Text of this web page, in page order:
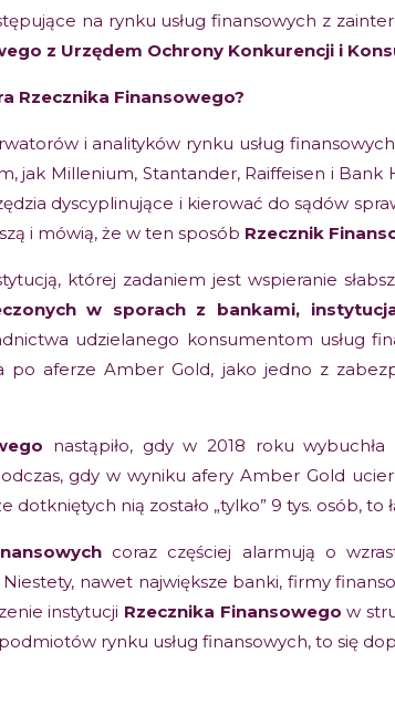
na rynku usług finansowych z
z Urzędem Ochrony Konkurencji i
Rzecznika Finansowego?
i analityków rynku usług
jak Millenium, Stantander, Raiffeisen i
dyscyplinujące i kierować do sądów
i mówią, że w ten sposób Rzecznik
której zadaniem jest wspieranie
w sporach z bankami,
udzielanego konsumentom usług
po aferze Amber Gold, jako jedno z
nastąpiło, gdy w 2018 roku
gdy w wyniku afery Amber Gold
nią zostało „tylko” 9 tys. osób, to
coraz częściej alarmują o
Niestety, nawet największe banki, firmy
instytucji Rzecznika Finansowego w
rynku usług finansowych, to się